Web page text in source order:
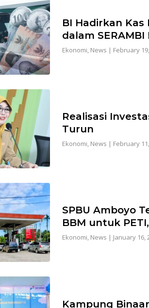
BI Hadirkan Kas
dalam SERAMBI
Ekonomi, News | February
Realisasi
Turun
Ekonomi, News | February
SPBU Amboyo
BBM untuk
Ekonomi, News | January 16,
Kampung